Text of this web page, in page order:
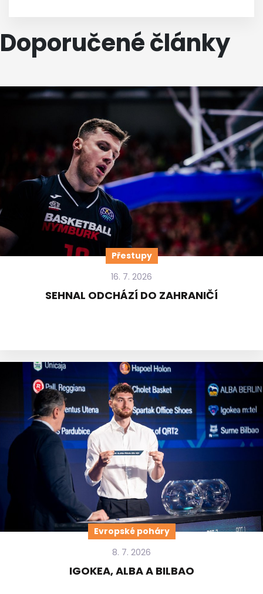
Doporučené články
Přestupy
16. 7. 2026
SEHNAL ODCHÁZÍ DO ZAHRANIČÍ
Evropské poháry
8. 7. 2026
IGOKEA, ALBA A BILBAO